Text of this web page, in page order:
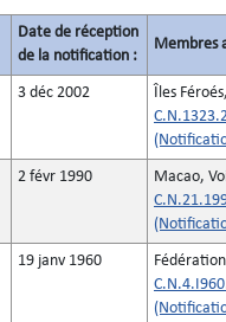
Date de réception
de la notification :
Membres
3 déc 2002
Îles
2 févr 1990
Macao,
19 janv 1960